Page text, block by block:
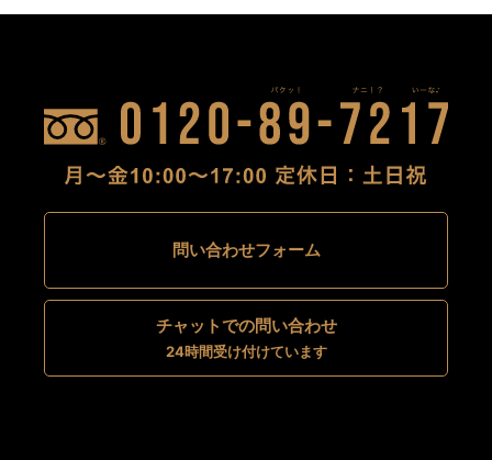
問い合わせフォーム
チャットでの問い合わせ
24時間受け付けています